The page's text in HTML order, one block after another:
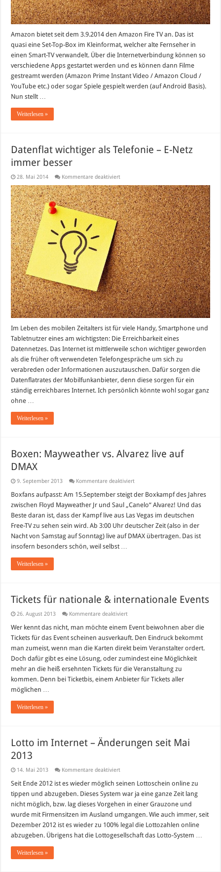
Amazon bietet seit dem 3.9.2014 den Amazon Fire TV an. Das ist
quasi eine Set-Top-Box im Kleinformat, welcher alte Fernseher in
einen Smart-TV verwandelt. Über die Internetverbindung können so
verschiedene Apps gestartet werden und es können dann Filme
gestreamt werden (Amazon Prime Instant Video / Amazon Cloud /
YouTube etc.) oder sogar Spiele gespielt werden (auf Android Basis).
Nun stellt …
Weiterlesen »
Datenflat wichtiger als Telefonie – E-Netz
immer besser
28. Mai 2014 Kommentare deaktiviertfür
wichtiger
als
Telefonie
–
E-
Netz
immer
besser
Im Leben des mobilen Zeitalters ist für viele Handy, Smartphone und
Tabletnutzer eines am wichtigsten: Die Erreichbarkeit eines
Datennetzes. Das Internet ist mittlerweile schon wichtiger geworden
als die früher oft verwendeten Telefongespräche um sich zu
verabreden oder Informationen auszutauschen. Dafür sorgen die
Datenflatrates der Mobilfunkanbieter, denn diese sorgen für ein
ständig erreichbares Internet. Ich persönlich könnte wohl sogar ganz
ohne …
Weiterlesen »
Boxen: Mayweather vs. Alvarez live auf
DMAX
9. September 2013 Kommentare deaktiviertfür
Mayweather
Alvarez
live
auf
DMAX
Boxfans aufpasst: Am 15.September steigt der Boxkampf des Jahres
zwischen Floyd Mayweather Jr und Saul „Canelo“ Alvarez! Und das
Beste daran ist, dass der Kampf live aus Las Vegas im deutschen
Free-TV zu sehen sein wird. Ab 3:00 Uhr deutscher Zeit (also in der
Nacht von Samstag auf Sonntag) live auf DMAX übertragen. Das ist
insofern besonders schön, weil selbst …
Weiterlesen »
Tickets für nationale & internationale Events
26. August 2013 Kommentare deaktiviertfür
für
&
internationale
Events
Wer kennt das nicht, man möchte einem Event beiwohnen aber die
Tickets für das Event scheinen ausverkauft. Den Eindruck bekommt
man zumeist, wenn man die Karten direkt beim Veranstalter ordert.
Doch dafür gibt es eine Lösung, oder zumindest eine Möglichkeit
mehr an die heiß ersehnten Tickets für die Veranstaltung zu
kommen. Denn bei Ticketbis, einem Anbieter für Tickets aller
möglichen …
Weiterlesen »
Lotto im Internet – Änderungen seit Mai
2013
14. Mai 2013 Kommentare deaktiviertfür
im
–
Änderungen
seit
Mai
2013
Seit Ende 2012 ist es wieder möglich seinen Lottoschein online zu
tippen und abzugeben. Dieses System war ja eine ganze Zeit lang
nicht möglich, bzw. lag dieses Vorgehen in einer Grauzone und
wurde mit Firmensitzen im Ausland umgangen. Wie auch immer, seit
Dezember 2012 ist es wieder zu 100% legal die Lottozahlen online
abzugeben. Übrigens hat die Lottogesellschaft das Lotto-System …
Weiterlesen »